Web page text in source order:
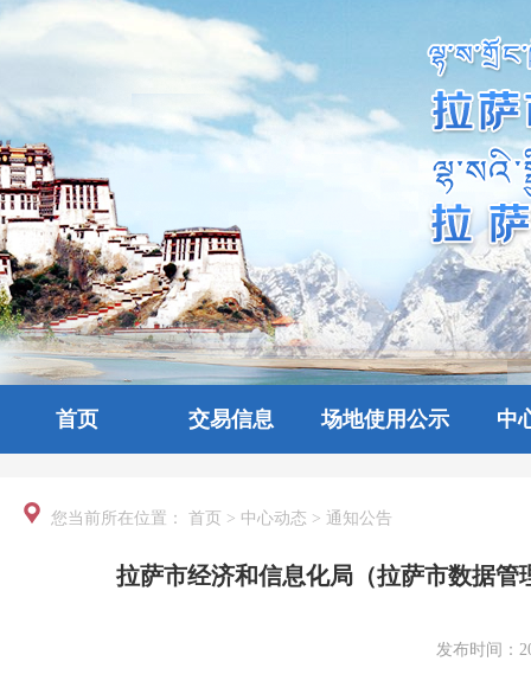
首页 交易信息 场地使用公示 中
您当前所在位置： 首页 > 中心动态 > 通知公告
拉萨市经济和信息化局（拉萨市数据
发布时间：